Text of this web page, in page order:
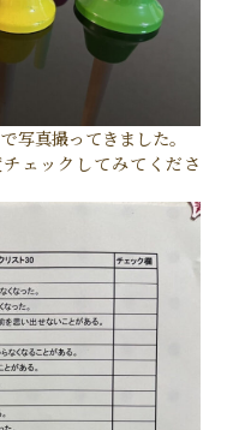
写真撮ってきました。
ェックしてみてくださ